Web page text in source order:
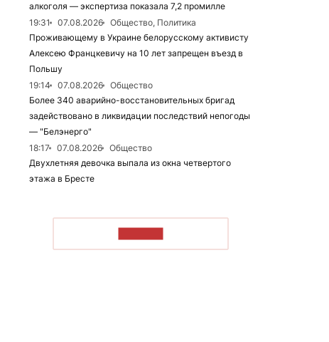
алкоголя — экспертиза показала 7,2 промилле
19:31
07.08.2026
Общество, Политика
Проживающему в Украине белорусскому активисту
Алексею Францкевичу на 10 лет запрещен въезд в
Польшу
19:14
07.08.2026
Общество
Более 340 аварийно-восстановительных бригад
задействовано в ликвидации последствий непогоды
— "Белэнерго"
18:17
07.08.2026
Общество
Двухлетняя девочка выпала из окна четвертого
этажа в Бресте